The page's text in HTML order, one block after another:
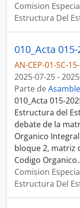
Comision
Estructura Del
AN-CEP-01-SC-
2025-07-25 -
Parte de
010_Acta 015-
Estructura del
debate de la
Organico
bloque 2, matriz
Codigo Organico
Comision
Estructura Del